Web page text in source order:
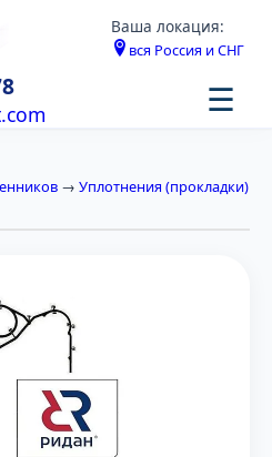
Ваша локация:
вся Россия и СНГ
☰
→ Уплотнения (прокладки)